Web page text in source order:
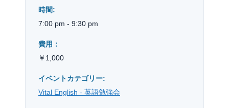
時間:
7:00 pm - 9:30 pm
費用：
￥1,000
イベントカテゴリー:
Vital English - 英語勉強会